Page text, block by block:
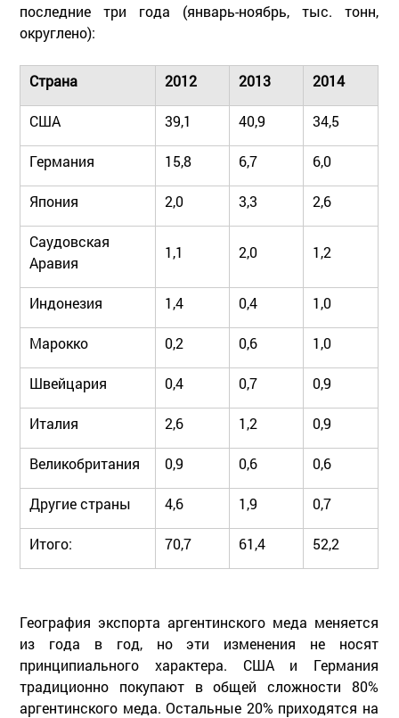
последние три года (январь-ноябрь, тыс. тонн,
округлено):
Страна 2012 2013 2014
США 39,1 40,9 34,5
Германия 15,8 6,7 6,0
Япония 2,0 3,3 2,6
Саудовская
Аравия
1,1 2,0 1,2
Индонезия 1,4 0,4 1,0
Марокко 0,2 0,6 1,0
Швейцария 0,4 0,7 0,9
Италия 2,6 1,2 0,9
Великобритания 0,9 0,6 0,6
Другие страны 4,6 1,9 0,7
Итого: 70,7 61,4 52,2
География экспорта аргентинского меда меняется
из года в год, но эти изменения не носят
принципиального характера. США и Германия
традиционно покупают в общей сложности 80%
аргентинского меда. Остальные 20% приходятся на